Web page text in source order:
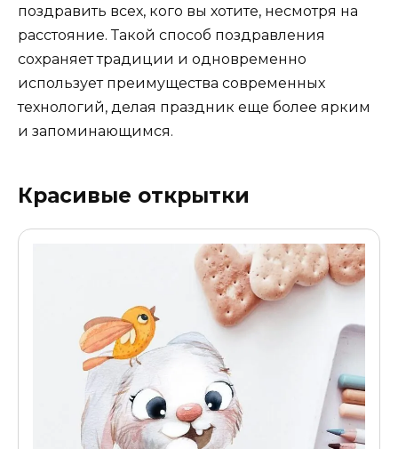
поздравить всех, кого вы хотите, несмотря на
расстояние. Такой способ поздравления
сохраняет традиции и одновременно
использует преимущества современных
технологий, делая праздник еще более ярким
и запоминающимся.
Красивые открытки